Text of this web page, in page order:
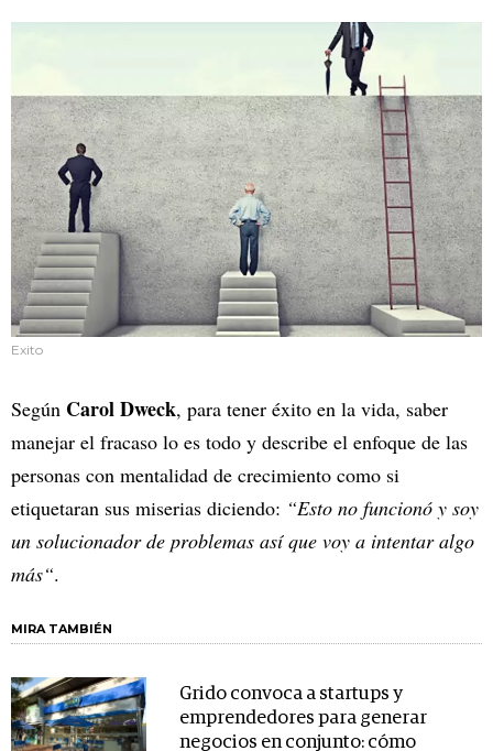
Exito
Según Carol Dweck, para tener éxito en la vida, saber
manejar el fracaso lo es todo y describe el enfoque de las
personas con mentalidad de crecimiento como si
etiquetaran sus miserias diciendo: “Esto no funcionó y soy
un solucionador de problemas así que voy a intentar algo
más“.
MIRA TAMBIÉN
Grido convoca a startups y
emprendedores para generar
negocios en conjunto: cómo